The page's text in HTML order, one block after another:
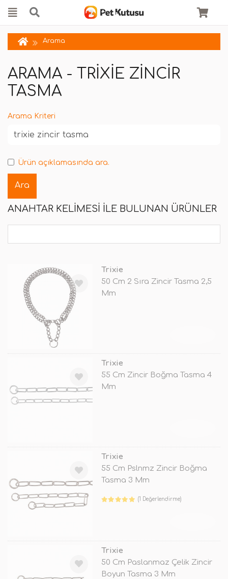
Arama
ARAMA - TRIXIE ZINCIR
TASMA
Arama Kriteri
Ürün açıklamasında ara.
ANAHTAR KELIMESI ILE BULUNAN ÜRÜNLER
Trixie
50 Cm 2 Sıra Zincir Tasma 2,5
Mm
Trixie
55 Cm Zincir Boğma Tasma 4
Mm
Trixie
55 Cm Pslnmz Zincir Boğma
Tasma 3 Mm
(1 Değerlendirme)
Trixie
50 Cm Paslanmaz Çelik Zincir
Boyun Tasma 3 Mm